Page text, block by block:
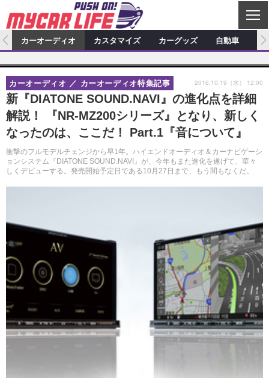
C
L
S
E
カーオーディオ
特集記事 新製品情報
プロショップ検索 ショップ訪問記
カーオーディオニュース デモカー製作記
その他
カスタマイズ
カスタマイズ特集記事 カスタマイズ新製品情報
カスタマイズニュース
カーグッズ
カーグッズ特集記事 カーグッズ新製品情報
カーグッズニュース
自動車
スクープ
カーオーディオ カスタマイズ カーグッズ 自動車
新『DIATONE SOUND.NAVI』の進化点を詳細
解説！ 『NR-MZ200シリーズ』となり、新しく
なったのは、ここだ！ Part.1『音について』
衝撃のフルモデルチェンジから早1年。ハイエンドオーディオ＆カーナビゲーシ
ョンシステム『DIATONE SOUND.NAVI』が、今年もまた進化を遂げて、華々
しくデビューする。発売開始予定日である10月27日まで、もう間もなくだ。
カーオーディオ カーオーディオ特集記事 2016.10.19（水） 12:00